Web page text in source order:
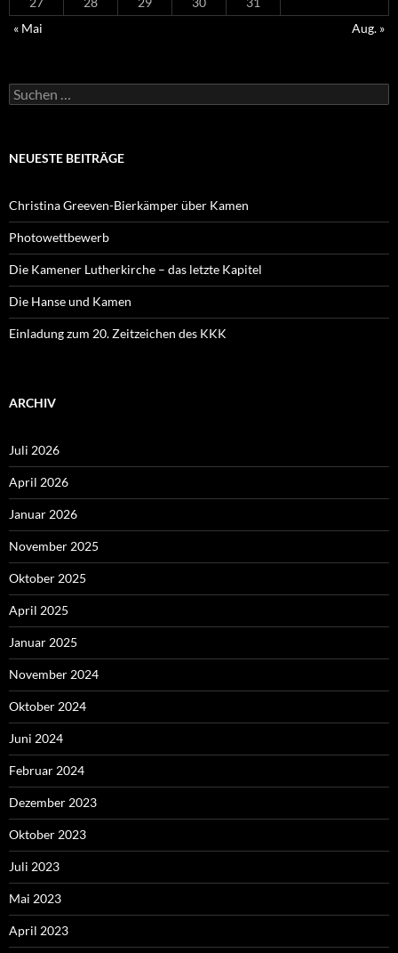
« Mai
Aug. »
Suchen
nach:
NEUESTE BEITRÄGE
Christina Greeven-Bierkämper über Kamen
Photowettbewerb
Die Kamener Lutherkirche – das letzte Kapitel
Die Hanse und Kamen
Einladung zum 20. Zeitzeichen des KKK
ARCHIV
Juli 2026
April 2026
Januar 2026
November 2025
Oktober 2025
April 2025
Januar 2025
November 2024
Oktober 2024
Juni 2024
Februar 2024
Dezember 2023
Oktober 2023
Juli 2023
Mai 2023
April 2023